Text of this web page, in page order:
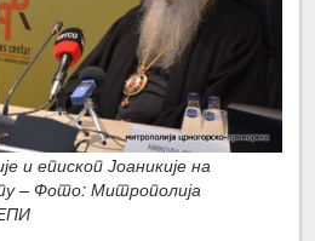
и епископ Јоаникије на
– Фото: Митрополија